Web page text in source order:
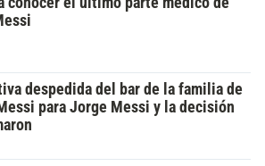
despedida del bar de la familia de
para Jorge Messi y la decisión